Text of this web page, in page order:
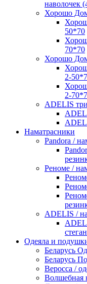
наволочек
Хорошо
50*70
70*70
Хорошо
2-
2-
ADELIS
Наматрасники
Pandora /
Реноме /
ADELIS /
Одеяла и
Беларусь
Беларусь
Веросса /
Волшебная